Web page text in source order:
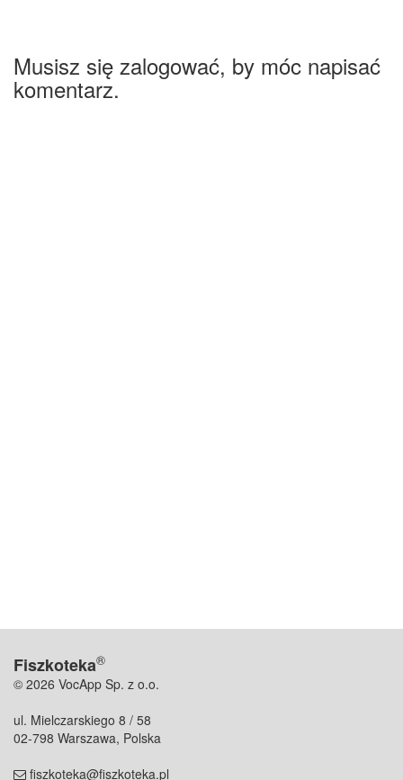
Musisz się zalogować, by móc napisać
komentarz.
Fiszkoteka®
© 2026 VocApp Sp. z o.o.
ul. Mielczarskiego 8 / 58
02-798 Warszawa, Polska
fiszkoteka@fiszkoteka.pl